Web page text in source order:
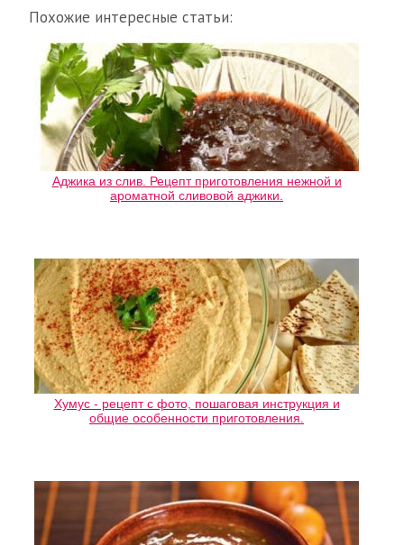
Похожие интересные статьи:
Аджика из слив. Рецепт приготовления нежной и
ароматной сливовой аджики.
Хумус - рецепт с фото, пошаговая инструкция и
общие особенности приготовления.